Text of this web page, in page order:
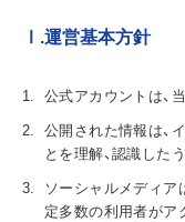
Ⅰ.運営基本方針
公式アカウントは、
公開された情報は、
とを理解、認識した
ソーシャルメディア
定多数の利用者がア